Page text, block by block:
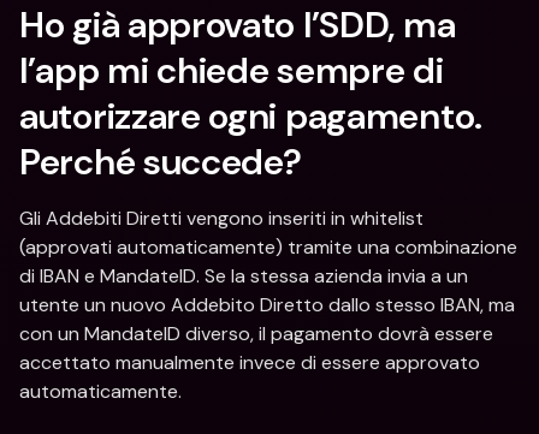
Ho già approvato l’SDD, ma
l’app mi chiede sempre di
autorizzare ogni pagamento.
Perché succede?
Gli Addebiti Diretti vengono inseriti in whitelist
(approvati automaticamente) tramite una combinazione
di IBAN e MandateID. Se la stessa azienda invia a un
utente un nuovo Addebito Diretto dallo stesso IBAN, ma
con un MandateID diverso, il pagamento dovrà essere
accettato manualmente invece di essere approvato
automaticamente.